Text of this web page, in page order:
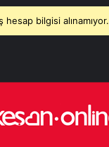
hesap bilgisi alınamıyor.